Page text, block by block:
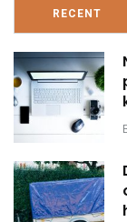
RECENT